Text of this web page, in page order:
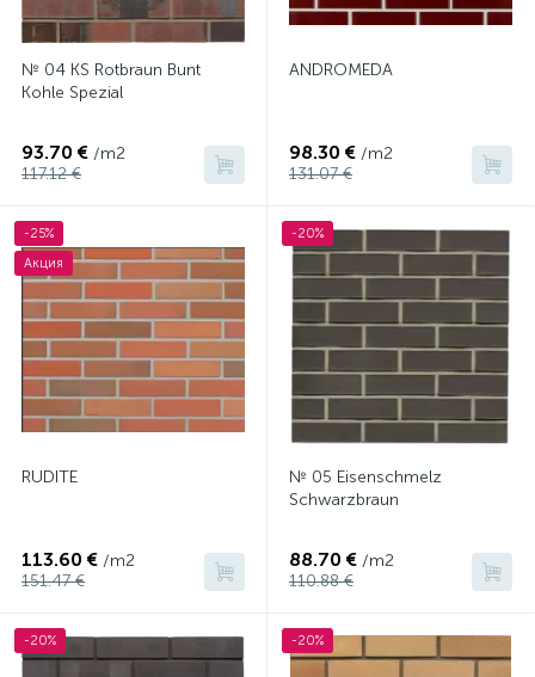
№ 04 KS Rotbraun Bunt
Kohle Spezial
93.70 € /m2
117.12 €
ANDROMEDA
98.30 € /m2
131.07 €
-25%
Акция
RUDITE
113.60 € /m2
151.47 €
-20%
№ 05 Eisenschmelz
Schwarzbraun
88.70 € /m2
110.88 €
-20% -20%